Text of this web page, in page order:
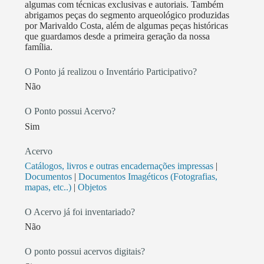
de divulgação cultural. Tenho muito orgulho da
minha trajetória e convicção de que muitos
estudantes, arqueólogos, historiadores, filósofos,
impactados com meu trabalho, o que revela a
importância histórica e cultural dessa arte milenar.
saberes desses povos originários da Amazônia
levando-o mais longe possível para que todos possam
pouquíssimos artesãos são capazes de produzir as
peças do segmento arqueológico, estou entre os 5
licenciados pelo Museu Goeldi para exercer tal
atividade. Recebo diariamente em meu ateliê pessoas
que nunca se quer ouviram falar nas culturas
Marajoara, Tapajônica, Cunani e Maracá então,
receber mais longe conseguiremos chegar mantendo
algumas com técnicas exclusivas e autoriais. Também
abrigamos peças do segmento arqueológico produzidas
por Marivaldo Costa, além de algumas peças históricas
que guardamos desde a primeira geração da nossa
família.
O Ponto já realizou o Inventário Participativo?
Não
O Ponto possui Acervo?
Sim
Acervo
Catálogos, livros e outras encadernações impressas |
Documentos | Documentos Imagéticos (Fotografias,
mapas, etc..) | Objetos
O Acervo já foi inventariado?
Não
O ponto possui acervos digitais?